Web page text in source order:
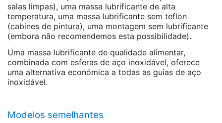
salas limpas), uma massa lubrificante de alta
temperatura, uma massa lubrificante sem teflon
(cabines de pintura), uma montagem sem lubrificante
(embora não recomendemos esta possibilidade).
Uma massa lubrificante de qualidade alimentar,
combinada com esferas de aço inoxidável, oferece
uma alternativa económica a todas as guias de aço
inoxidável.
Modelos semelhantes